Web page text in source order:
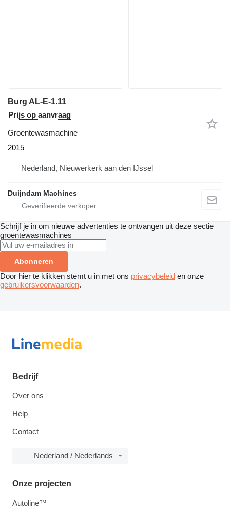
Burg AL-E-1.11
Prijs op aanvraag
Groentewasmachine
2015
Nederland, Nieuwerkerk aan den IJssel
Duijndam Machines
Schrijf je in om nieuwe advertenties te ontvangen uit deze sectie
groentewasmachines
Abonneren
Door hier te klikken stemt u in met ons privacybeleid en onze
gebruikersvoorwaarden.
Bedrijf
Over ons
Help
Contact
Nederland / Nederlands
Onze projecten
Autoline™